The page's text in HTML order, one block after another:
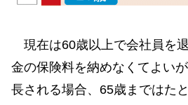
現在は60歳以上で会社員を
金の保険料を納めなくてよい
長される場合、65歳まではた